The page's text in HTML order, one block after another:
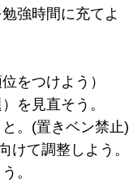
強時間に充てよ
をつけよう）
を見直そう。
。(置きベン禁止)
けて調整しよう。
。